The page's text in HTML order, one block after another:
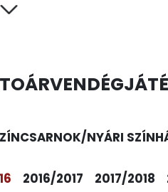
CSARNOK/NYÁRI
2016/2017 2017/2018